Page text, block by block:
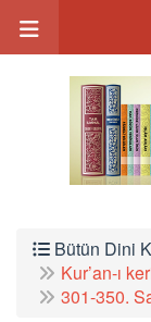
Bütün Dini
Kur’an-ı
301-350.